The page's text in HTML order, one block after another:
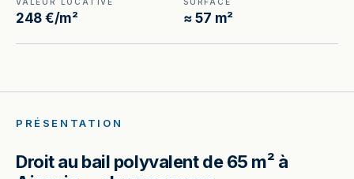
248 €/m² ≈ 57 m²
PRÉSENTATION
Droit au bail polyvalent de 65 m² à